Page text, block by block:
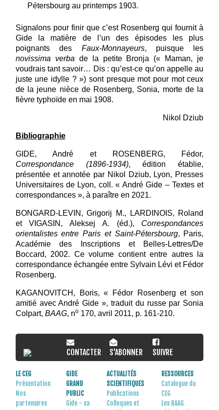
Pétersbourg au printemps 1903.
Signalons pour finir que c’est Rosenberg qui fournit à
Gide la matière de l’un des épisodes les plus
poignants des Faux-Monnayeurs, puisque les
novissima verba de la petite Bronja (« Maman, je
voudrais tant savoir… Dis : qu’est-ce qu’on appelle au
juste une idylle ? ») sont presque mot pour mot ceux
de la jeune nièce de Rosenberg, Sonia, morte de la
fièvre typhoïde en mai 1908.
Nikol Dziub
Bibliographie
GIDE, André et ROSENBERG, Fédor,
Correspondance (1896-1934), édition établie,
présentée et annotée par Nikol Dziub, Lyon, Presses
Universitaires de Lyon, coll. « André Gide – Textes et
correspondances », à paraître en 2021.
BONGARD-LEVIN, Grigorij M., LARDINOIS, Roland
et VIGASIN, Aleksej A. (éd.), Correspondances
orientalistes entre Paris et Saint-Pétersbourg, Paris,
Académie des Inscriptions et Belles-Lettres/De
Boccard, 2002. Ce volume contient entre autres la
correspondance échangée entre Sylvain Lévi et Fédor
Rosenberg.
KAGANOVITCH, Boris, « Fédor Rosenberg et son
amitié avec André Gide », traduit du russe par Sonia
Colpart, BAAG, no170, avril 2011, p. 161-210.
CONTACTER S'ABONNER SUIVRE
LE CEG
Présentation
Nos
partenaires
GIDE
GRAND
PUBLIC
Gide - sa
ACTUALITÉS
SCIENTIFIQUES
Publications
Colloques et
RESSOURCES
Catalogue du
CEG
Les BAAG